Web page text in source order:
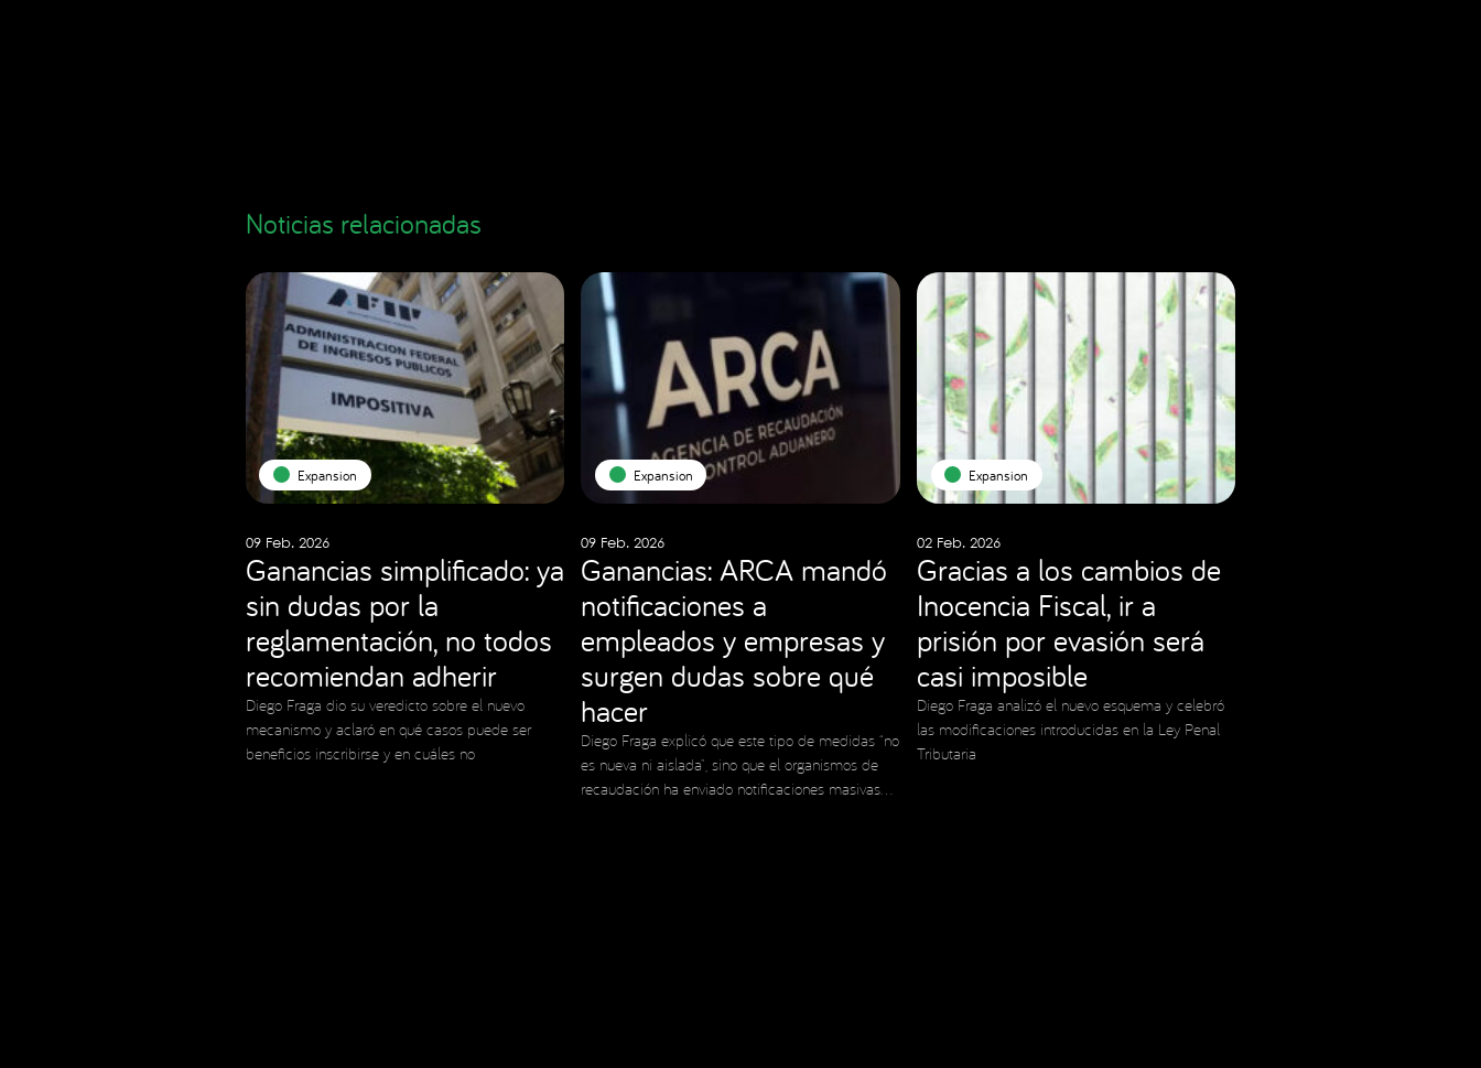
Noticias relacionadas
Expansion
09 Feb. 2026
Ganancias simplificado: ya
sin dudas por la
reglamentación, no todos
recomiendan adherir
Diego Fraga dio su veredicto sobre el nuevo
mecanismo y aclaró en qué casos puede ser
beneficios inscribirse y en cuáles no
Expansion
09 Feb. 2026
Ganancias: ARCA mandó
notificaciones a
empleados y empresas y
surgen dudas sobre qué
hacer
Diego Fraga explicó que este tipo de medidas “no
es nueva ni aislada”, sino que el organismos de
recaudación ha enviado notificaciones masivas
Expansion
02 Feb. 2026
Gracias a los cambios de
Inocencia Fiscal, ir a
prisión por evasión será
casi imposible
Diego Fraga analizó el nuevo esquema y celebró
las modificaciones introducidas en la Ley Penal
Tributaria